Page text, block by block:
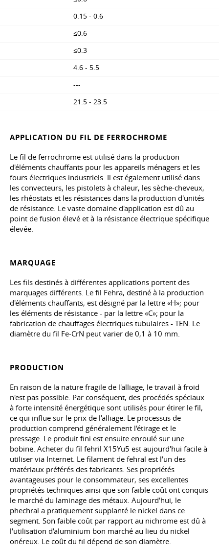
0.15 - 0.6
≤0.6
≤0.3
4.6 - 5.5
---
21.5 - 23.5
APPLICATION DU FIL DE FERROCHROME
Le fil de ferrochrome est utilisé dans la production
d'éléments chauffants pour les appareils ménagers et les
fours électriques industriels. Il est également utilisé dans
les convecteurs, les pistolets à chaleur, les sèche-cheveux,
les rhéostats et les résistances dans la production d'unités
de résistance. Le vaste domaine d'application est dû au
point de fusion élevé et à la résistance électrique spécifique
élevée.
MARQUAGE
Les fils destinés à différentes applications portent des
marquages différents. Le fil Fehra, destiné à la production
d'éléments chauffants, est désigné par la lettre «H»; pour
les éléments de résistance - par la lettre «C»; pour la
fabrication de chauffages électriques tubulaires - TEN. Le
diamètre du fil Fe-CrN peut varier de 0,1 à 10 mm.
PRODUCTION
En raison de la nature fragile de l'alliage, le travail à froid
n'est pas possible. Par conséquent, des procédés spéciaux
à forte intensité énergétique sont utilisés pour étirer le fil,
ce qui influe sur le prix de l'alliage. Le processus de
production comprend généralement l'étirage et le
pressage. Le produit fini est ensuite enroulé sur une
bobine. Acheter du fil fehril X15Yu5 est aujourd'hui facile à
utiliser via Internet. Le filament de fehral est l'un des
matériaux préférés des fabricants. Ses propriétés
avantageuses pour le consommateur, ses excellentes
propriétés techniques ainsi que son faible coût ont conquis
le marché du laminage des métaux. Aujourd'hui, le
phechral a pratiquement supplanté le nickel dans ce
segment. Son faible coût par rapport au nichrome est dû à
l'utilisation d'aluminium bon marché au lieu du nickel
onéreux. Le coût du fil dépend de son diamètre.